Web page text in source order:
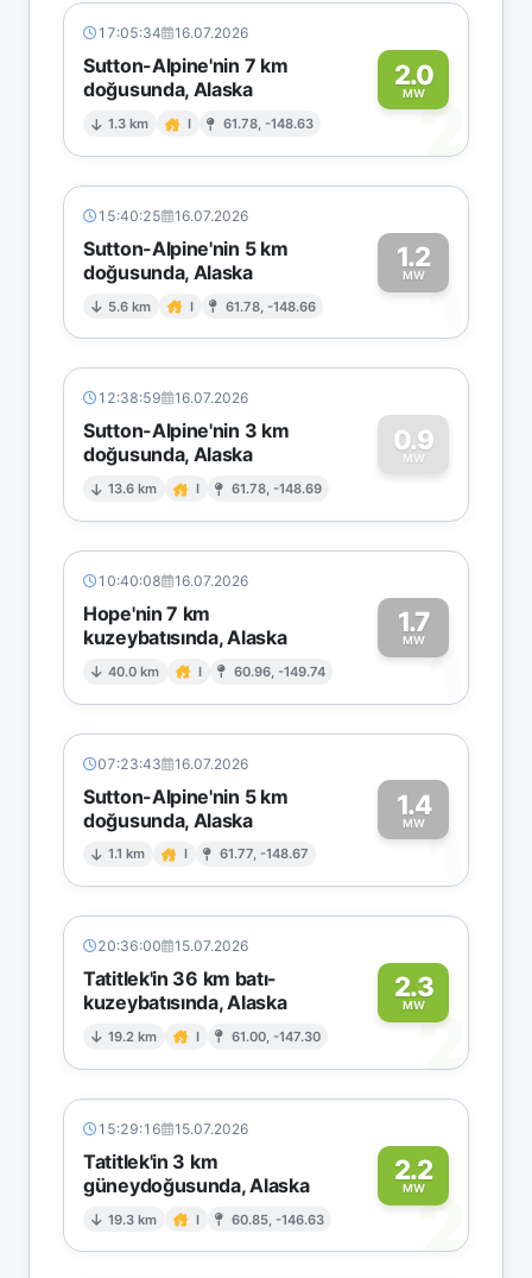
17:05:34 16.07.2026
Sutton-Alpine'nin 7 km
doğusunda, Alaska
1.3 km I 61.78, -148.63
2.0
MW2
15:40:25 16.07.2026
Sutton-Alpine'nin 5 km
doğusunda, Alaska
5.6 km I 61.78, -148.66
1.2
MW1
12:38:59 16.07.2026
Sutton-Alpine'nin 3 km
doğusunda, Alaska
13.6 km I 61.78, -148.69
0.9
MW
0
10:40:08 16.07.2026
Hope'nin 7 km
kuzeybatısında, Alaska
40.0 km I 60.96, -149.74
1.7
MW1
07:23:43 16.07.2026
Sutton-Alpine'nin 5 km
doğusunda, Alaska
1.1 km I 61.77, -148.67
1.4
MW1
20:36:00 15.07.2026
Tatitlek'in 36 km batı-
kuzeybatısında, Alaska
19.2 km I 61.00, -147.30
2.3
MW
2
15:29:16 15.07.2026
Tatitlek'in 3 km
güneydoğusunda, Alaska
19.3 km I 60.85, -146.63
2.2
MW2